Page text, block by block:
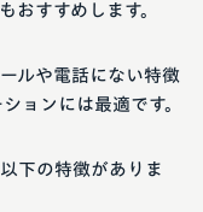
おすすめします。
ルや電話にない特徴
ョンには最適です。
下の特徴がありま